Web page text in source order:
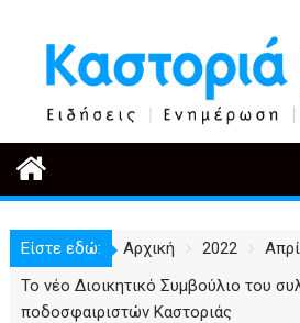
περιεχόμενο
Είστε εδώ: Αρχική 2022
Το νέο Διοικητικό Συμβούλιο του
ποδοσφαιριστών Καστοριάς